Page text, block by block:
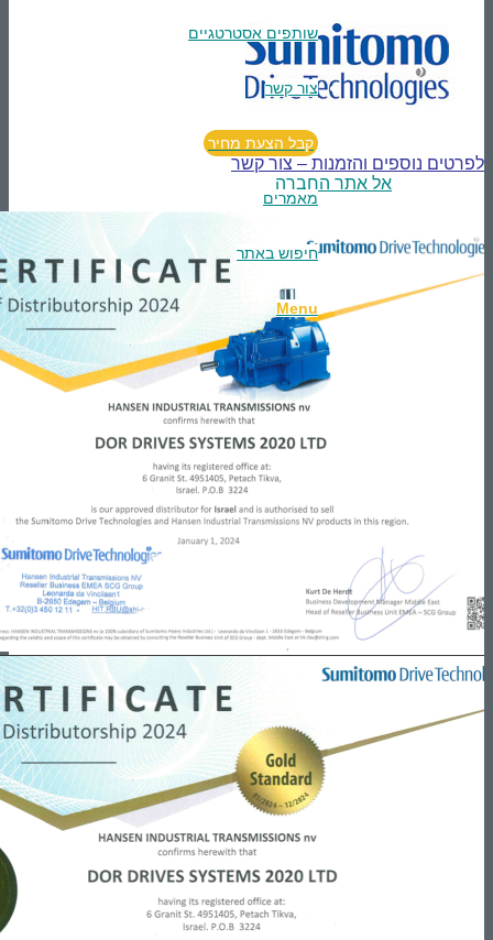
שותפים אסטרטגיים
צור קשר
קבל הצעת מחיר
חיפוש באתר
Menu
נוספים והזמנות – צור קשר
אל אתר החברה